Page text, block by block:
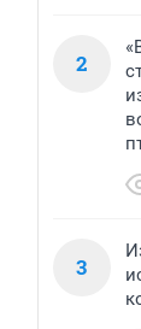
2
3